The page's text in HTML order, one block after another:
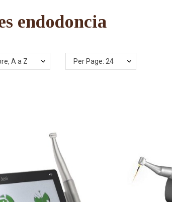
endodoncia
A a Z Per Page: 24